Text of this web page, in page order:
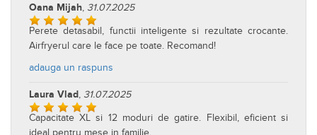
Oana Mijah, 31.07.2025
Perete detasabil, functii inteligente si rezultate crocante.
Airfryerul care le face pe toate. Recomand!
adauga un raspuns
Laura Vlad, 31.07.2025
Capacitate XL si 12 moduri de gatire. Flexibil, eficient si
ideal pentru mese in familie.